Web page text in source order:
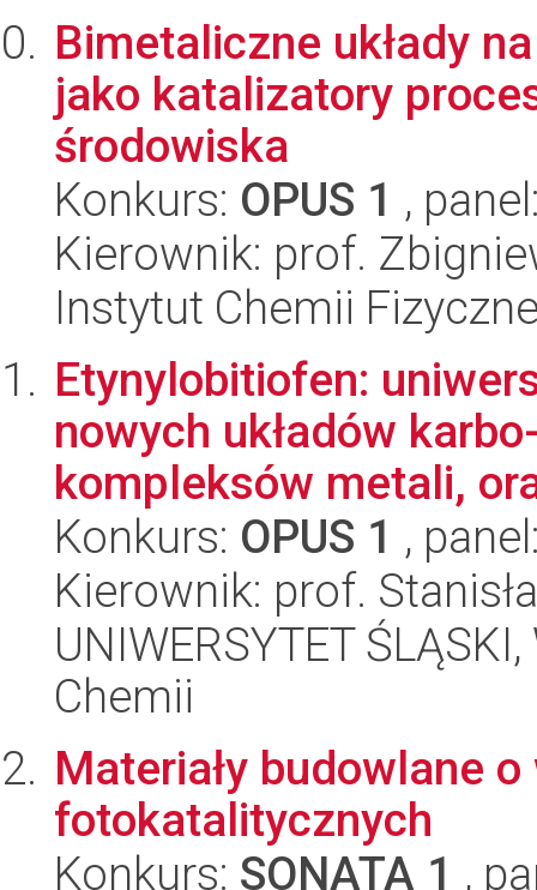
Bimetaliczne układy
jako katalizatory
środowiska
Konkurs: OPUS 1 ,
Kierownik: prof.
Instytut Chemii
Etynylobitiofen:
nowych układów
kompleksów metali,
Konkurs: OPUS 1 ,
Kierownik: prof.
UNIWERSYTET
Chemii
Materiały budowlane
fotokatalitycznych
Konkurs: SONATA 1 ,